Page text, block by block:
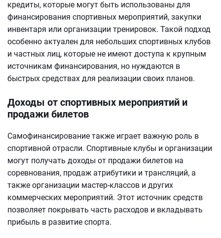
кредиты, которые могут быть использованы для
финансирования спортивных мероприятий, закупки
инвентаря или организации тренировок. Такой подход
особенно актуален для небольших спортивных клубов
и частных лиц, которые не имеют доступа к крупным
источникам финансирования, но нуждаются в
быстрых средствах для реализации своих планов.
Доходы от спортивных мероприятий и
продажи билетов
Самофинансирование также играет важную роль в
спортивной отрасли. Спортивные клубы и организации
могут получать доходы от продажи билетов на
соревнования, продаж атрибутики и трансляций, а
также организации мастер-классов и других
коммерческих мероприятий. Этот источник средств
позволяет покрывать часть расходов и вкладывать
прибыль в развитие спорта.